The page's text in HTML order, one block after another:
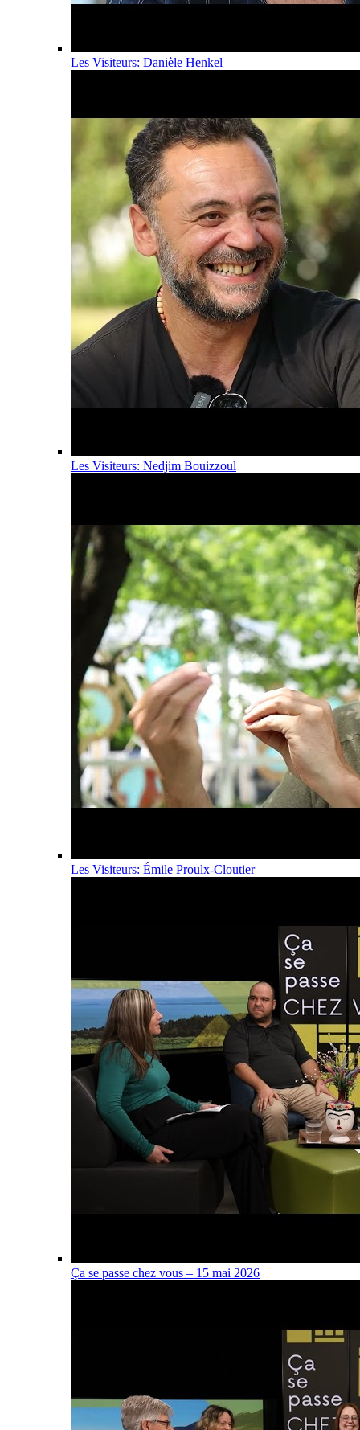
Les Visiteurs: Danièle Henkel
Les Visiteurs: Nedjim Bouizzoul
Les Visiteurs: Émile Proulx-Cloutier
Ça se passe chez vous – 15 mai 2026